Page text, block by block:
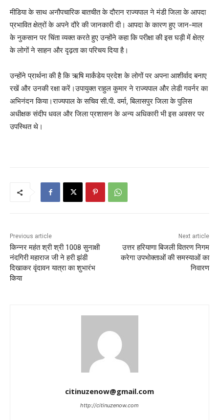
मीडिया के साथ अनौपचारिक बातचीत के दौरान राज्यपाल ने मंडी जिला के आपदा
प्रभावित क्षेत्रों के अपने दौरे की जानकारी दी। आपदा के कारण हुए जान-माल
के नुकसान पर चिंता व्यक्त करते हुए उन्होंने कहा कि परीक्षा की इस घड़ी में क्षेत्र
के लोगों ने साहन और दृढ़ता का परिचय दिया है।
उन्होंने प्रार्थना की है कि ऋषि मार्कंडेय प्रदेश के लोगों पर अपना आशीर्वाद बनाए
रखें और उनकी रक्षा करें।उपायुक्त राहुल कुमार ने राज्यपाल और लेडी गवर्नर का
अभिनंदन किया।राज्यपाल के सचिव सी.पी. वर्मा, बिलासपुर जिला के पुलिस
अधीक्षक संदीप धवल और जिला प्रशासन के अन्य अधिकारी भी इस अवसर पर
उपस्थित थे।
Previous article
किन्नर महंत श्री श्री 1008 सुनाक्षी
नंदगिरी महाराज जी ने हरी झंडी
दिखाकर वृंदावन यात्रा का शुभारंभ
किया
Next article
उत्तर हरियाणा बिजली वितरण निगम
करेगा उपभोक्ताओं की समस्याओं का
निवारण
citinuzenow@gmail.com
http://citinuzenow.com